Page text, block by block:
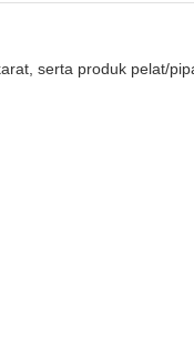
serta produk pelat/